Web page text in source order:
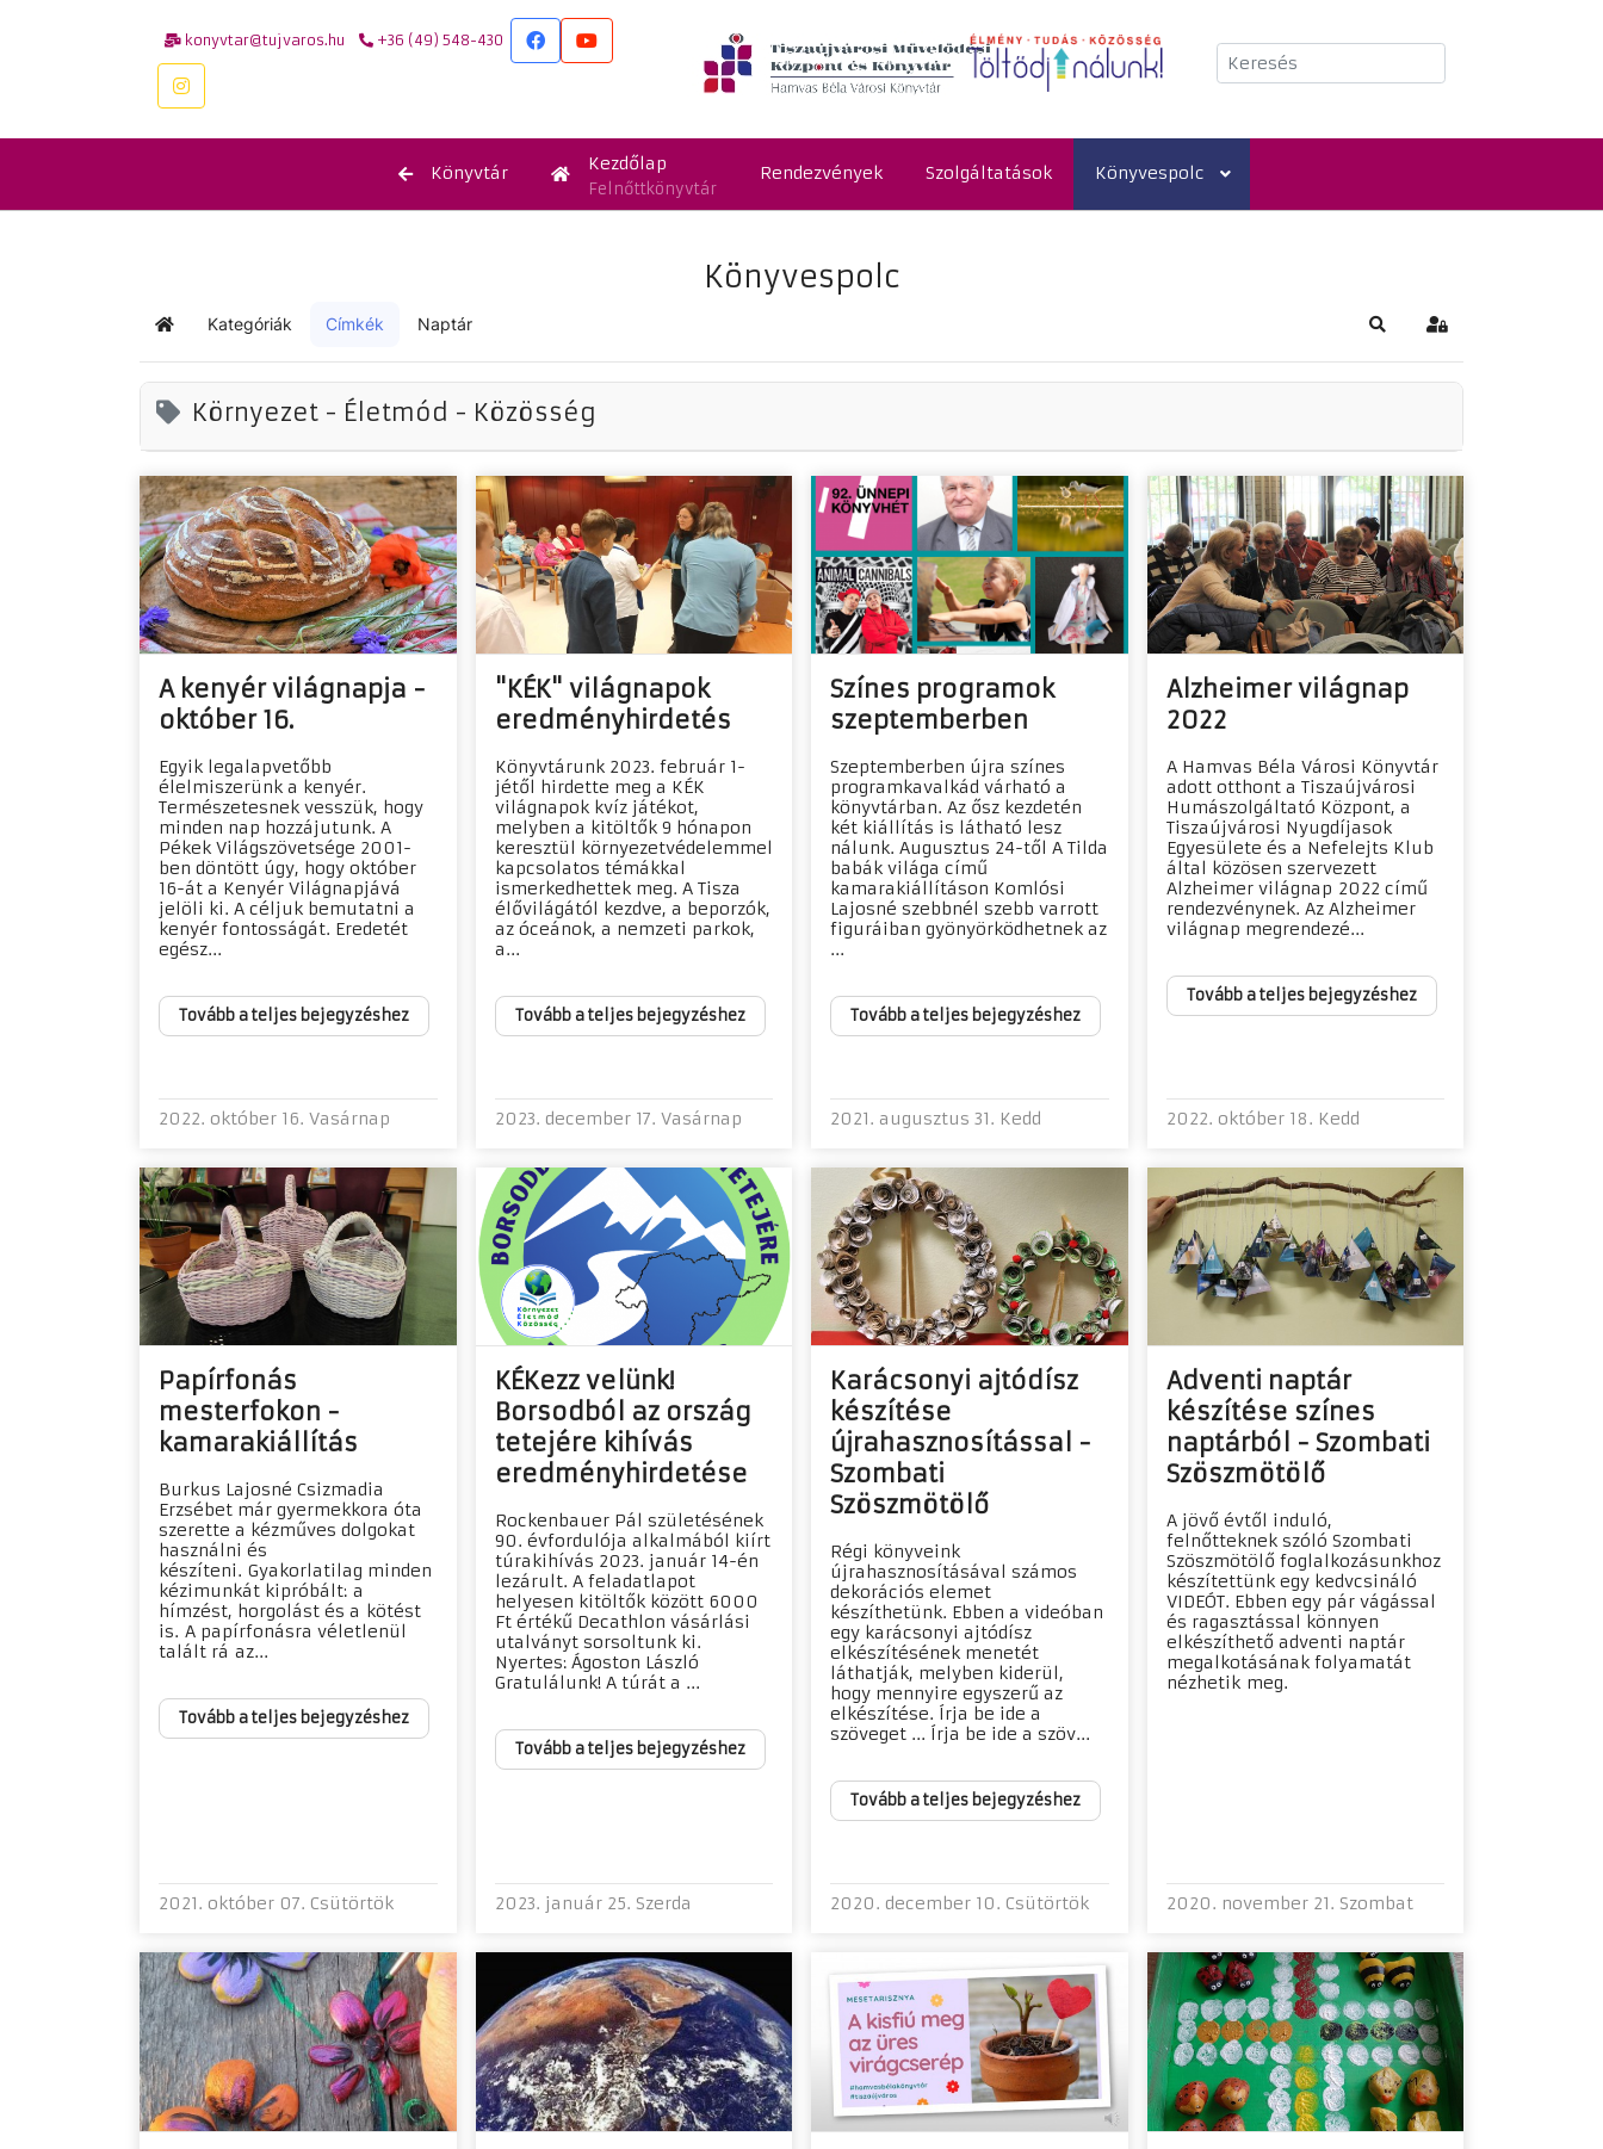
konyvtar@tujvaros.hu +36 (49) 548-430
Keresés
Könyvtár Kezdőlap
Felnőttkönyvtár
Rendezvények Szolgáltatások Könyvespolc
Könyvespolc
KezdőlapKategóriák Címkék Naptár KeresésBejelentkezés
Környezet - Életmód - Közösség
A kenyér világnapja -
október 16.
Egyik legalapvetőbb
élelmiszerünk a kenyér.
Természetesnek vesszük, hogy
minden nap hozzájutunk. A
Pékek Világszövetsége 2001-
ben döntött úgy, hogy október
16-át a Kenyér Világnapjává
jelöli ki. A céljuk bemutatni a
kenyér fontosságát. Eredetét
egész...
Tovább a teljes bejegyzéshez
2022. október 16. Vasárnap
"KÉK" világnapok
eredményhirdetés
Könyvtárunk 2023. február 1-
jétől hirdette meg a KÉK
világnapok kvíz játékot,
melyben a kitöltők 9 hónapon
keresztül környezetvédelemmel
kapcsolatos témákkal
ismerkedhettek meg. A Tisza
élővilágától kezdve, a beporzók,
az óceánok, a nemzeti parkok,
a...
Tovább a teljes bejegyzéshez
2023. december 17. Vasárnap
Színes programok
szeptemberben
Szeptemberben újra színes
programkavalkád várható a
könyvtárban. Az ősz kezdetén
két kiállítás is látható lesz
nálunk. Augusztus 24-től A Tilda
babák világa című
kamarakiállításon Komlósi
Lajosné szebbnél szebb varrott
figuráiban gyönyörködhetnek az
...
Tovább a teljes bejegyzéshez
2021. augusztus 31. Kedd
Alzheimer világnap
2022
A Hamvas Béla Városi Könyvtár
adott otthont a Tiszaújvárosi
Humászolgáltató Központ, a
Tiszaújvárosi Nyugdíjasok
Egyesülete és a Nefelejts Klub
által közösen szervezett
Alzheimer világnap 2022 című
rendezvénynek. Az Alzheimer
világnap megrendezé...
Tovább a teljes bejegyzéshez
2022. október 18. Kedd
Papírfonás
mesterfokon -
kamarakiállítás
Burkus Lajosné Csizmadia
Erzsébet már gyermekkora óta
szerette a kézműves dolgokat
használni és
készíteni. Gyakorlatilag minden
kézimunkát kipróbált: a
hímzést, horgolást és a kötést
is. A papírfonásra véletlenül
talált rá az...
Tovább a teljes bejegyzéshez
2021. október 07. Csütörtök
KÉKezz velünk!
Borsodból az ország
tetejére kihívás
eredményhirdetése
Rockenbauer Pál születésének
90. évfordulója alkalmából kiírt
túrakihívás 2023. január 14-én
lezárult. A feladatlapot
helyesen kitöltők között 6000
Ft értékű Decathlon vásárlási
utalványt sorsoltunk ki.
Nyertes: Ágoston László
Gratulálunk! A túrát a ...
Tovább a teljes bejegyzéshez
2023. január 25. Szerda
Karácsonyi ajtódísz
készítése
újrahasznosítással -
Szombati
Szöszmötölő
Régi könyveink
újrahasznosításával számos
dekorációs elemet
készíthetünk. Ebben a videóban
egy karácsonyi ajtódísz
elkészítésének menetét
láthatják, melyben kiderül,
hogy mennyire egyszerű az
elkészítése. Írja be ide a
szöveget ... Írja be ide a szöv...
Tovább a teljes bejegyzéshez
2020. december 10. Csütörtök
Adventi naptár
készítése színes
naptárból - Szombati
Szöszmötölő
A jövő évtől induló,
felnőtteknek szóló Szombati
Szöszmötölő foglalkozásunkhoz
készítettünk egy kedvcsináló
VIDEÓT. Ebben egy pár vágással
és ragasztással könnyen
elkészíthető adventi naptár
megalkotásának folyamatát
nézhetik meg.
2020. november 21. Szombat